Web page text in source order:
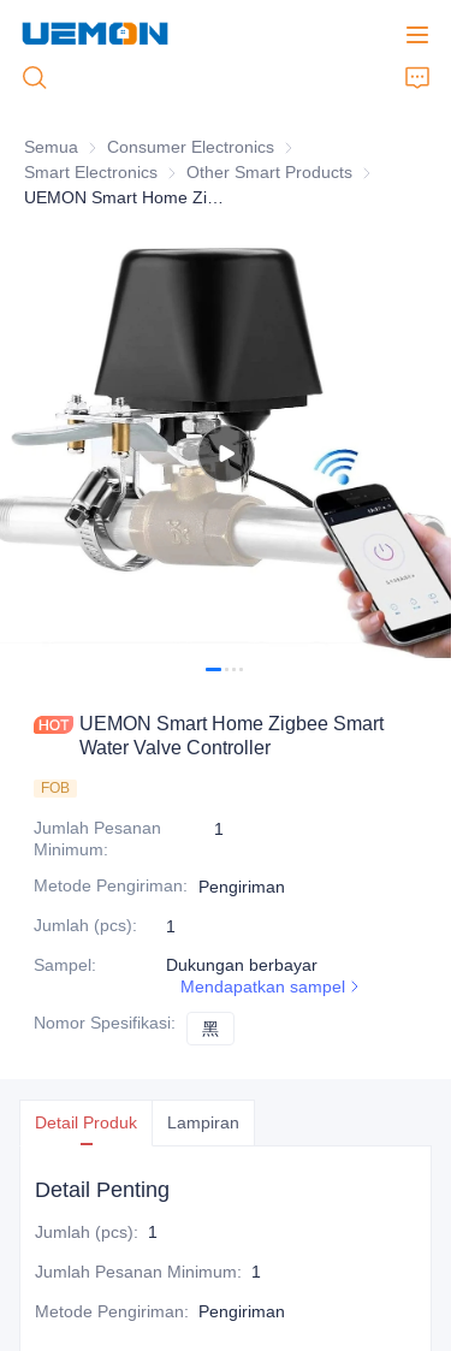
Semua Consumer Electronics Consumer Electronics
Smart Electronics Smart Electronics
Other Smart Products Other Smart
UEMON Smart Home Zigbee Smart
Water Valve Controller
FOB
Jumlah Pesanan
Minimum:
1
Metode Pengiriman:
Pengiriman
Jumlah (pcs):
1
Sampel:
Dukungan berbayar
Mendapatkan sampel
Nomor Spesifikasi: 黑
Detail Produk Lampiran
Detail Penting
Jumlah (pcs): 1
Jumlah Pesanan Minimum: 1
Metode Pengiriman: Pengiriman
Beranda
Layanan Disesuaikan
Dukungan